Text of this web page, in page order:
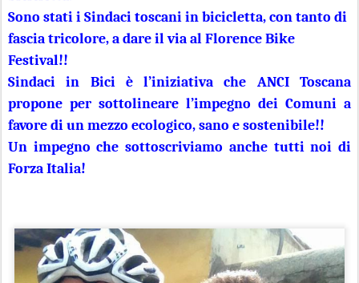
Sono stati i Sindaci toscani in bicicletta, con tanto di
fascia tricolore, a dare il via al Florence Bike
Festival!!
Sindaci in Bici è l’iniziativa che ANCI Toscana
propone per sottolineare l’impegno dei Comuni a
favore di un mezzo ecologico, sano e sostenibile!!
Un impegno che sottoscriviamo anche tutti noi di
Forza Italia!